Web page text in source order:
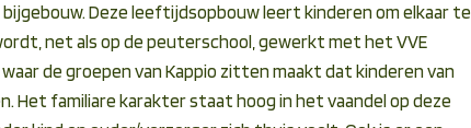
Deze leeftijdsopbouw leert kinderen om elkaar te
net als op de peuterschool, gewerkt met het VVE
de groepen van Kappio zitten maakt dat kinderen van
Het familiare karakter staat hoog in het vaandel op deze